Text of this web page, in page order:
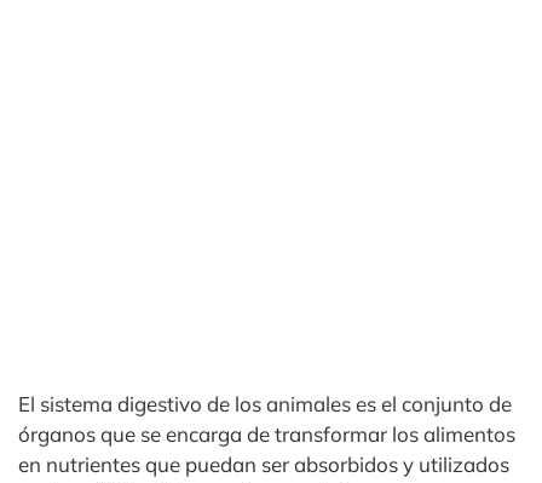
El sistema digestivo de los animales es el conjunto de
órganos que se encarga de transformar los alimentos
en nutrientes que puedan ser absorbidos y utilizados